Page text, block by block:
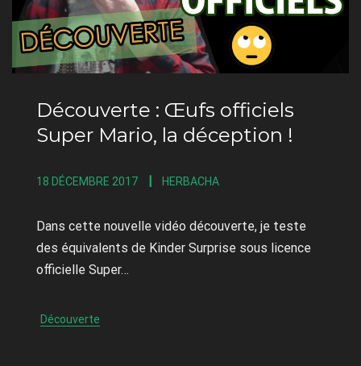
Découverte : Œufs officiels
Super Mario, la déception !
18 DÉCEMBRE 2017 HERBACHA
Dans cette nouvelle vidéo découverte, je teste
des équivalents de Kinder Surprise sous licence
officielle Super…
Découverte